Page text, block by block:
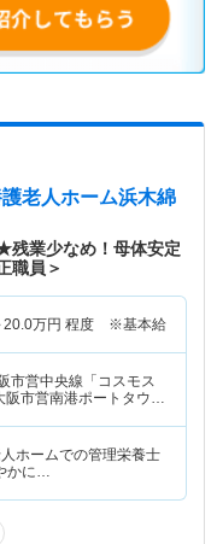
老人ホーム浜木綿
残業少なめ！母体安定
職員＞
20.0万円 程度 ※基本給
市営中央線「コスモス
市営南港ポートタウン
ホームでの管理栄養士
かに…